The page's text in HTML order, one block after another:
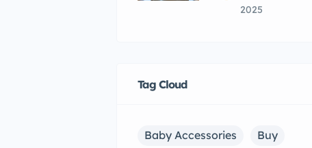
2025
Tag Cloud
Baby Accessories
Buy